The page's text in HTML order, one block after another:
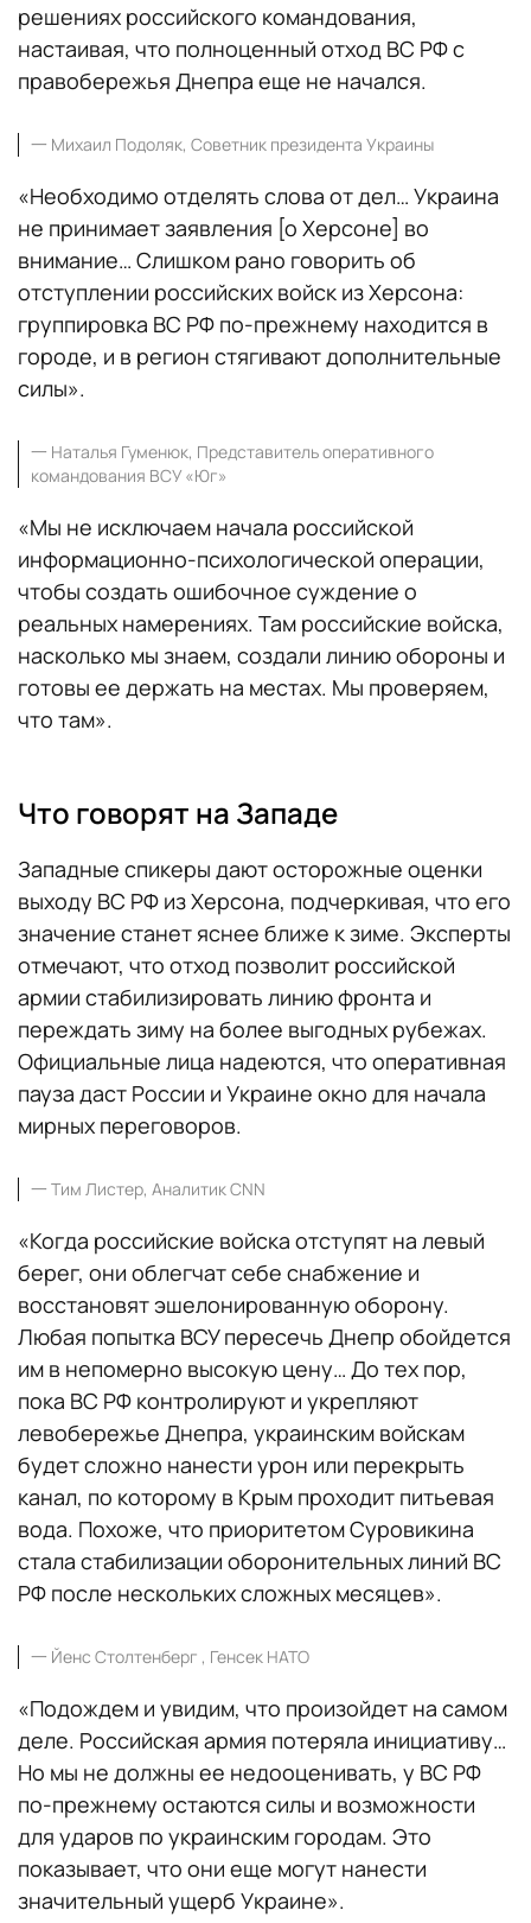
решениях российского командования,
настаивая, что полноценный отход ВС РФ с
правобережья Днепра еще не начался.
一 Михаил Подоляк, Советник президента Украины
«Необходимо отделять слова от дел… Украина
не принимает заявления [о Херсоне] во
внимание… Слишком рано говорить об
отступлении российских войск из Херсона:
группировка ВС РФ по-прежнему находится в
городе, и в регион стягивают дополнительные
силы».
一 Наталья Гуменюк, Представитель оперативного
командования ВСУ «Юг»
«Мы не исключаем начала российской
информационно-психологической операции,
чтобы создать ошибочное суждение о
реальных намерениях. Там российские войска,
насколько мы знаем, создали линию обороны и
готовы ее держать на местах. Мы проверяем,
что там».
Что говорят на Западе
Западные спикеры дают осторожные оценки
выходу ВС РФ из Херсона, подчеркивая, что его
значение станет яснее ближе к зиме. Эксперты
отмечают, что отход позволит российской
армии стабилизировать линию фронта и
переждать зиму на более выгодных рубежах.
Официальные лица надеются, что оперативная
пауза даст России и Украине окно для начала
мирных переговоров.
一 Тим Листер, Аналитик CNN
«Когда российские войска отступят на левый
берег, они облегчат себе снабжение и
восстановят эшелонированную оборону.
Любая попытка ВСУ пересечь Днепр обойдется
им в непомерно высокую цену… До тех пор,
пока ВС РФ контролируют и укрепляют
левобережье Днепра, украинским войскам
будет сложно нанести урон или перекрыть
канал, по которому в Крым проходит питьевая
вода. Похоже, что приоритетом Суровикина
стала стабилизации оборонительных линий ВС
РФ после нескольких сложных месяцев».
一 Йенс Столтенберг , Генсек НАТО
«Подождем и увидим, что произойдет на самом
деле. Российская армия потеряла инициативу…
Но мы не должны ее недооценивать, у ВС РФ
по-прежнему остаются силы и возможности
для ударов по украинским городам. Это
показывает, что они еще могут нанести
значительный ущерб Украине».